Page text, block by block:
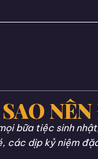
bữa tiệc sinh
các dịp kỷ niệm